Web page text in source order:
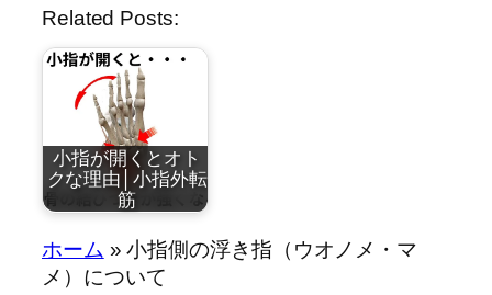
Related Posts:
小指が開くとオト
クな理由│小指外転
筋
近藤祐司
ホーム »小指側の浮き指（ウオノメ・マ
メ）について